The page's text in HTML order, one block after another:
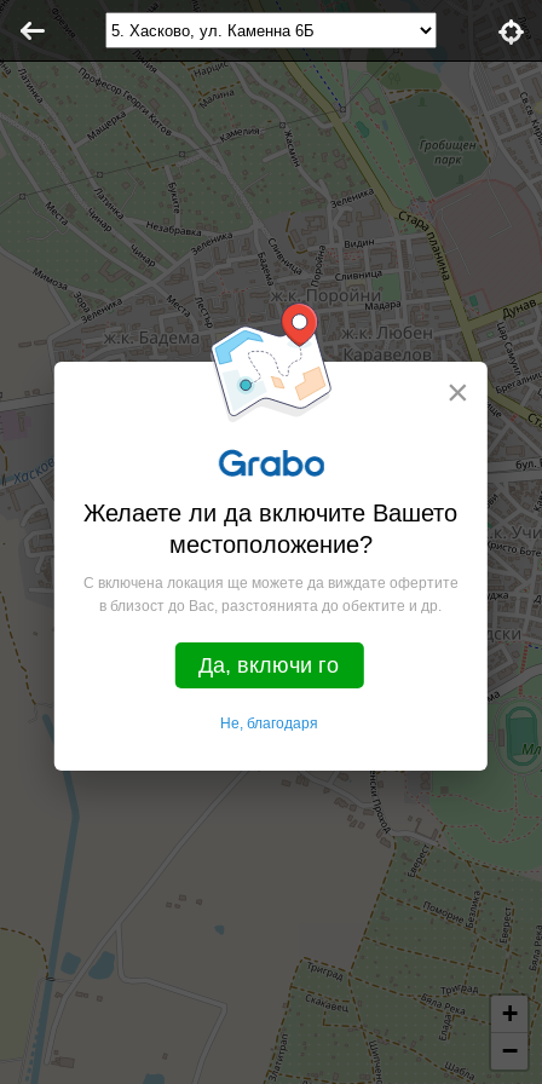
+
−
×
Желаете ли да включите Вашето
местоположение?
С включена локация ще можете да виждате офертите
в близост до Вас, разстоянията до обектите и др.
Да, включи го
Не, благодаря